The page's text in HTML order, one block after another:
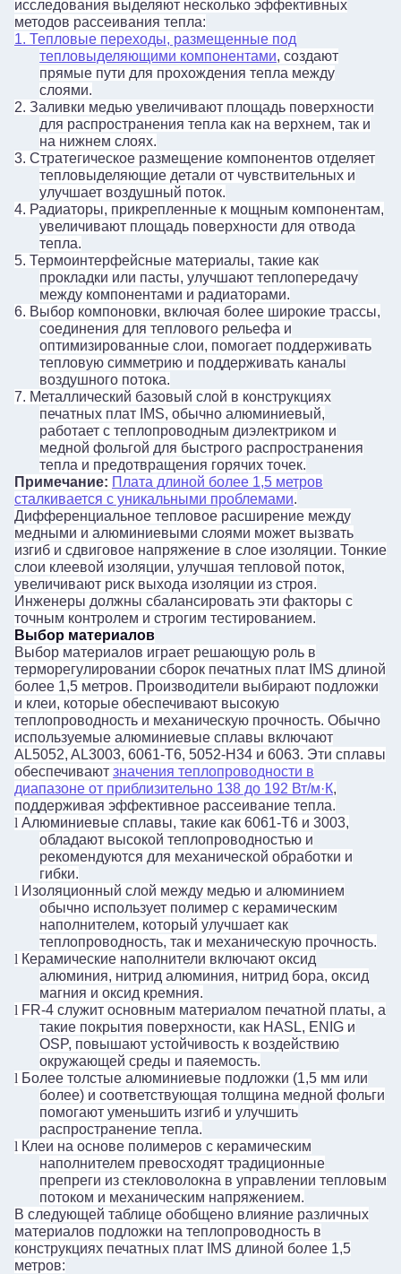
исследования выделяют несколько эффективных
методов рассеивания тепла:
1. Тепловые переходы, размещенные под
тепловыделяющими компонентами, создают
прямые пути для прохождения тепла между
слоями.
2. Заливки медью увеличивают площадь поверхности
для распространения тепла как на верхнем, так и
на нижнем слоях.
3. Стратегическое размещение компонентов отделяет
тепловыделяющие детали от чувствительных и
улучшает воздушный поток.
4. Радиаторы, прикрепленные к мощным компонентам,
увеличивают площадь поверхности для отвода
тепла.
5. Термоинтерфейсные материалы, такие как
прокладки или пасты, улучшают теплопередачу
между компонентами и радиаторами.
6. Выбор компоновки, включая более широкие трассы,
соединения для теплового рельефа и
оптимизированные слои, помогает поддерживать
тепловую симметрию и поддерживать каналы
воздушного потока.
7. Металлический базовый слой в конструкциях
печатных плат IMS, обычно алюминиевый,
работает с теплопроводным диэлектриком и
медной фольгой для быстрого распространения
тепла и предотвращения горячих точек.
Примечание: Плата длиной более 1,5 метров
сталкивается с уникальными проблемами.
Дифференциальное тепловое расширение между
медными и алюминиевыми слоями может вызвать
изгиб и сдвиговое напряжение в слое изоляции. Тонкие
слои клеевой изоляции, улучшая тепловой поток,
увеличивают риск выхода изоляции из строя.
Инженеры должны сбалансировать эти факторы с
точным контролем и строгим тестированием.
Выбор материалов
Выбор материалов играет решающую роль в
терморегулировании сборок печатных плат IMS длиной
более 1,5 метров. Производители выбирают подложки
и клеи, которые обеспечивают высокую
теплопроводность и механическую прочность. Обычно
используемые алюминиевые сплавы включают
AL5052, AL3003, 6061-T6, 5052-H34 и 6063. Эти сплавы
обеспечивают значения теплопроводности в
диапазоне от приблизительно 138 до 192 Вт/м·К,
поддерживая эффективное рассеивание тепла.
l Алюминиевые сплавы, такие как 6061-T6 и 3003,
обладают высокой теплопроводностью и
рекомендуются для механической обработки и
гибки.
l Изоляционный слой между медью и алюминием
обычно использует полимер с керамическим
наполнителем, который улучшает как
теплопроводность, так и механическую прочность.
l Керамические наполнители включают оксид
алюминия, нитрид алюминия, нитрид бора, оксид
магния и оксид кремния.
l FR-4 служит основным материалом печатной платы, а
такие покрытия поверхности, как HASL, ENIG и
OSP, повышают устойчивость к воздействию
окружающей среды и паяемость.
l Более толстые алюминиевые подложки (1,5 мм или
более) и соответствующая толщина медной фольги
помогают уменьшить изгиб и улучшить
распространение тепла.
l Клеи на основе полимеров с керамическим
наполнителем превосходят традиционные
препреги из стекловолокна в управлении тепловым
потоком и механическим напряжением.
В следующей таблице обобщено влияние различных
материалов подложки на теплопроводность в
конструкциях печатных плат IMS длиной более 1,5
метров: